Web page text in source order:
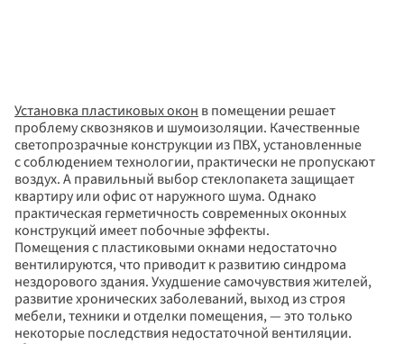
Установка пластиковых окон в помещении решает
проблему сквозняков и шумоизоляции. Качественные
светопрозрачные конструкции из ПВХ, установленные
с соблюдением технологии, практически не пропускают
воздух. А правильный выбор стеклопакета защищает
квартиру или офис от наружного шума. Однако
практическая герметичность современных оконных
конструкций имеет побочные эффекты.
Помещения с пластиковыми окнами недостаточно
вентилируются, что приводит к развитию синдрома
нездорового здания. Ухудшение самочувствия жителей,
развитие хронических заболеваний, выход из строя
мебели, техники и отделки помещения, — это только
некоторые последствия недостаточной вентиляции.